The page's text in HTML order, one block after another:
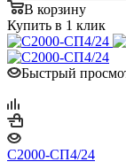
В корзину
Купить в 1 клик
Быстрый
С2000-СП4/24